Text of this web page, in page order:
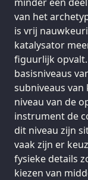
van het
is vrij
katalysator
figuurlijk
basisniveaus
subniveaus van
niveau van de
instrument de
dit niveau zijn
vaak zijn er
fysieke details
kiezen van